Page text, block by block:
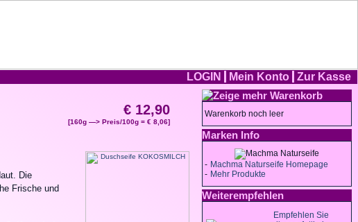
LOGIN Mein Konto
Zur Kasse
€ 12,90
[160g —> Preis/100g = € 8,06]
Die
Frische und
Warenkorb
Warenkorb noch leer
Marken Info
- Machma Naturseife Homepage
- Mehr Produkte
Weiterempfehlen
Empfehlen Sie